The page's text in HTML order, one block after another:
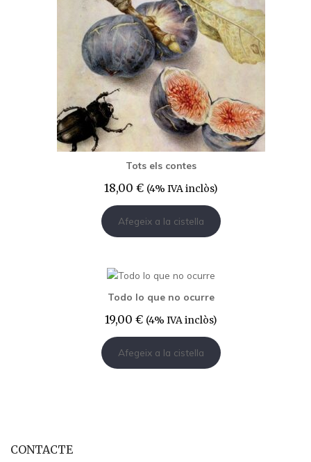
Tots els contes
18,00 € (4% IVA inclòs)
Afegeix a la cistella
Todo lo que no ocurre
19,00 € (4% IVA inclòs)
Afegeix a la cistella
CONTACTE